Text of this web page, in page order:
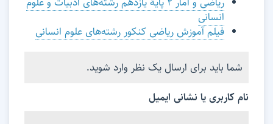
انسانی
فیلم آموزش ریاضی کنکور رشته‌های علوم انسانی
شما باید برای ارسال یک نظر وارد شوید.
نام کاربری یا نشانی ایمیل